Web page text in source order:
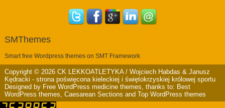
SMThemes
Smart free Wordpress themes on SMT Framework
Copyright © 2026 CK LEKKOATLETYKA / Wojciech Habdas & Janusz
Kędracki - strona poświęcona kieleckiej i świętokrzyskiej królowej sportu
Designed by Free WordPress medicine themes , thanks to: Best
WordPress themes Caesarean Sections and Top WordPress themes